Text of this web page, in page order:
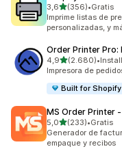
3,6stelle su 5
(356)
356 recensioni totali
•Gratis
Imprime listas de
personalizadas, y
Order Printer Pro:
4,9stelle su 5
(2.680)
2680 recensioni
•
Impresora de
Built for Shopify
MS Order Printer
5,0stelle su 5
(233)
233 recensioni totali
•Gratis
Generador de
empaque y recibos